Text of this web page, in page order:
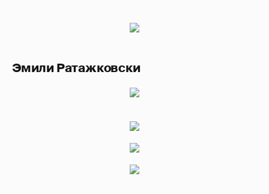
Эмили Ратажковски